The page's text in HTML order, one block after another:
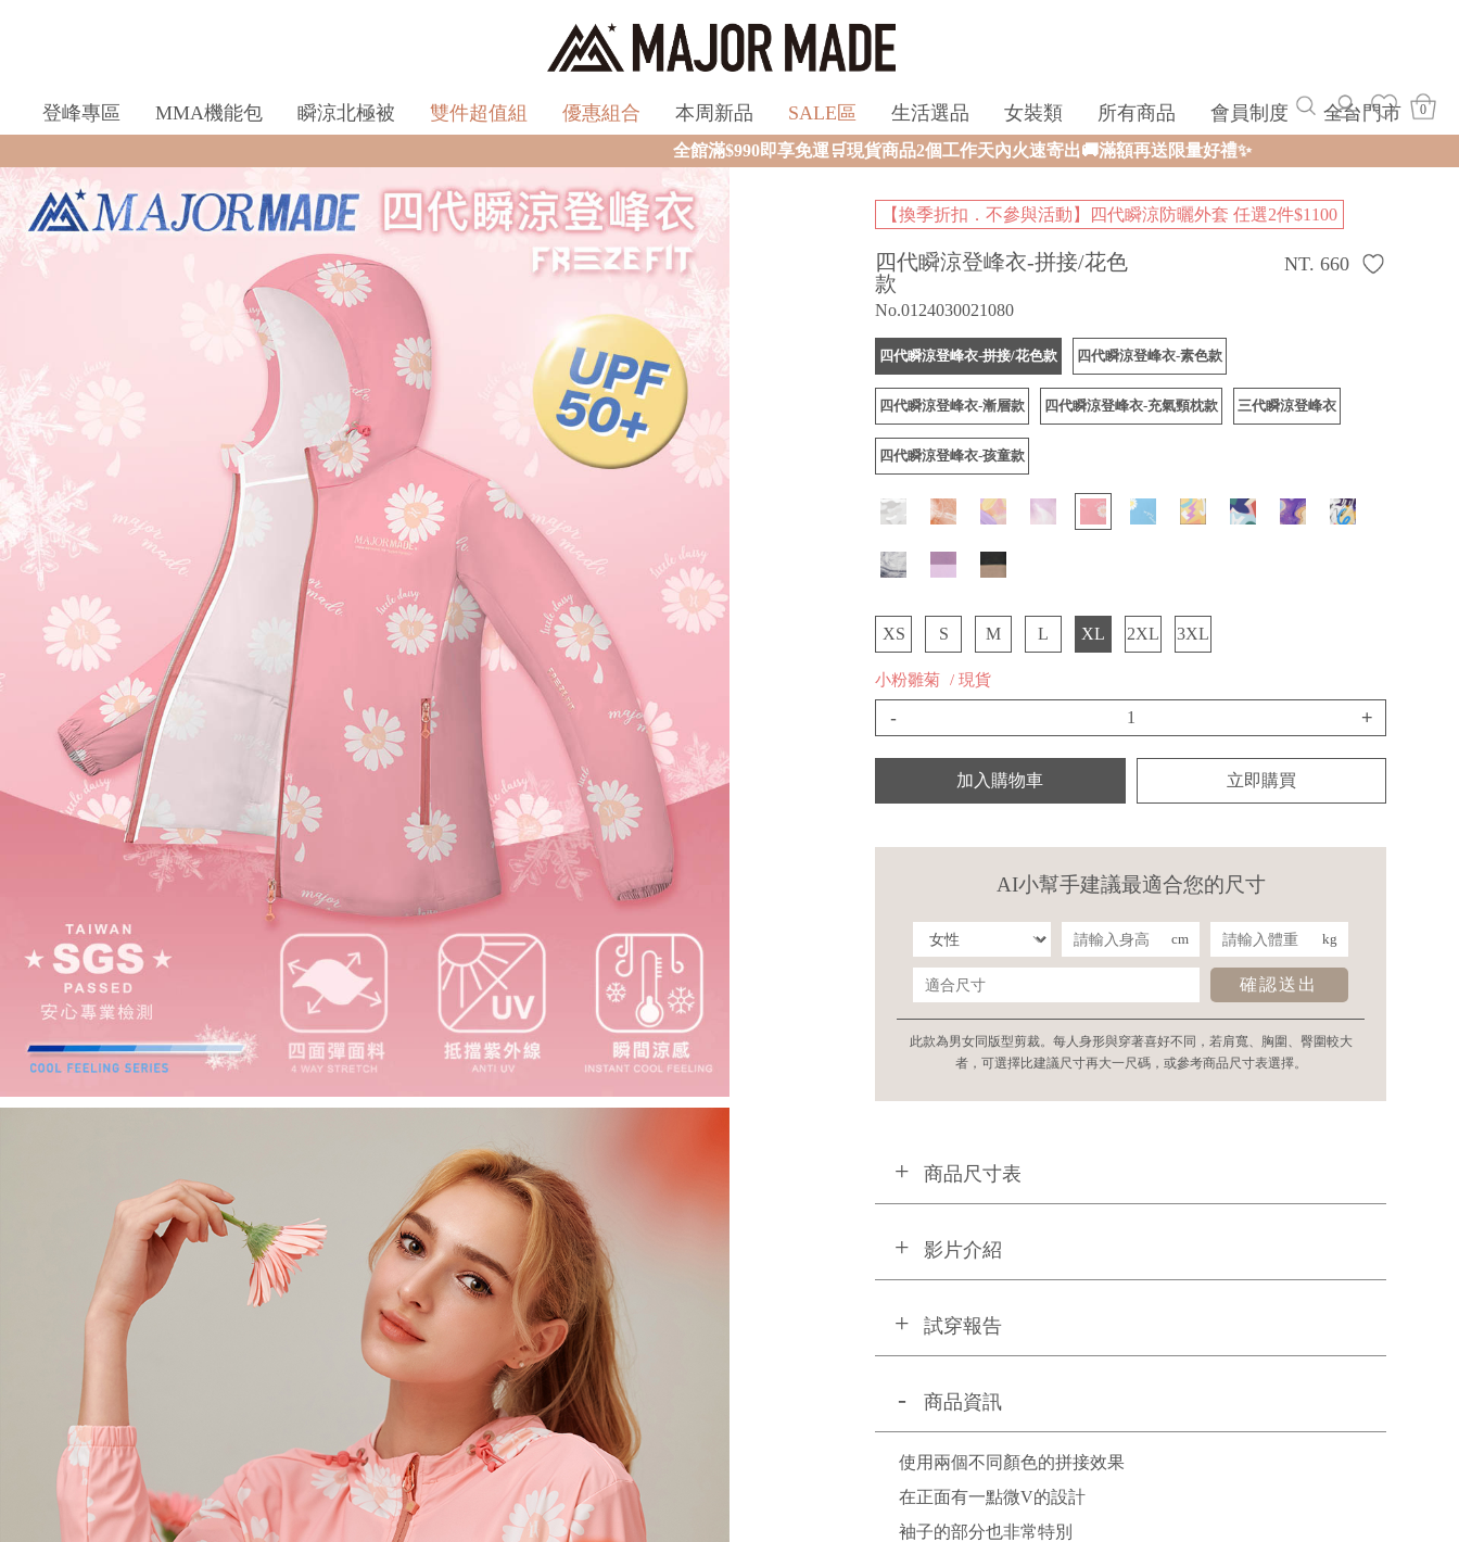
登峰專區 MMA機能包 瞬涼北極被 雙件超值組 優惠組合 本周新品 SALE區 生活選品 女裝類 所有商品 會員制度 全台門市 0
全館滿$990即享免運🛒現貨商品2個工作天內火速寄出🚚滿額再送限量好禮✨
【換季折扣．不參與活動】四代瞬涼防曬外套 任選2件$1100
四代瞬涼登峰衣-拼接/花色
款
No.0124030021080
NT. 660
四代瞬涼登峰衣-拼接/花色款 四代瞬涼登峰衣-素色款
四代瞬涼登峰衣-漸層款 四代瞬涼登峰衣-充氣頸枕款 三代瞬涼登峰衣
四代瞬涼登峰衣-孩童款
XS S M L XL 2XL 3XL
小粉雛菊 / 現貨
- +
加入購物車 立即購買
AI小幫手建議最適合您的尺寸
cm kg
確認送出
此款為男女同版型剪裁。每人身形與穿著喜好不同，若肩寬、胸圍、臀圍較大
者，可選擇比建議尺寸再大一尺碼，或參考商品尺寸表選擇。
商品尺寸表
影片介紹
試穿報告
商品資訊
使用兩個不同顏色的拼接效果
在正面有一點微V的設計
袖子的部分也非常特別